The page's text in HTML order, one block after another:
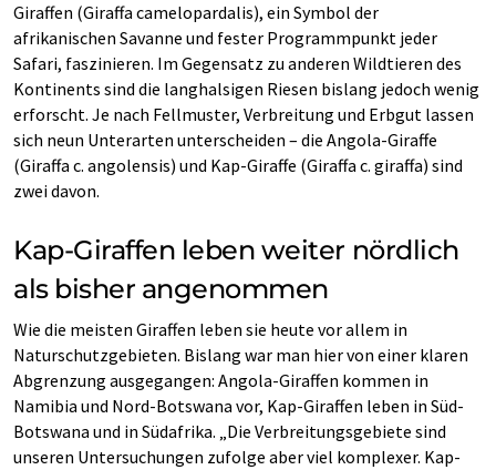
Giraffen (Giraffa camelopardalis), ein Symbol der
afrikanischen Savanne und fester Programmpunkt jeder
Safari, faszinieren. Im Gegensatz zu anderen Wildtieren des
Kontinents sind die langhalsigen Riesen bislang jedoch wenig
erforscht. Je nach Fellmuster, Verbreitung und Erbgut lassen
sich neun Unterarten unterscheiden – die Angola-Giraffe
(Giraffa c. angolensis) und Kap-Giraffe (Giraffa c. giraffa) sind
zwei davon.
Kap-Giraffen leben weiter nördlich
als bisher angenommen
Wie die meisten Giraffen leben sie heute vor allem in
Naturschutzgebieten. Bislang war man hier von einer klaren
Abgrenzung ausgegangen: Angola-Giraffen kommen in
Namibia und Nord-Botswana vor, Kap-Giraffen leben in Süd-
Botswana und in Südafrika. „Die Verbreitungsgebiete sind
unseren Untersuchungen zufolge aber viel komplexer. Kap-